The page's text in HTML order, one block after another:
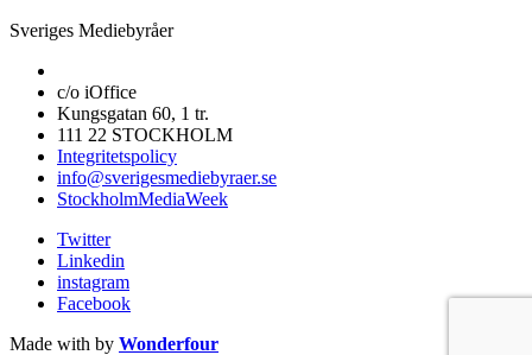
Sveriges Mediebyråer
c/o iOffice
Kungsgatan 60, 1 tr.
111 22 STOCKHOLM
Integritetspolicy
info@sverigesmediebyraer.se
StockholmMediaWeek
Twitter
Linkedin
instagram
Facebook
Made with by Wonderfour